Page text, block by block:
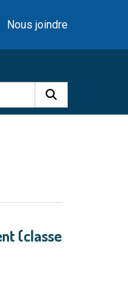
Nous joindre
(classe